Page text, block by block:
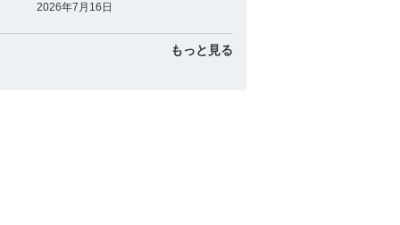
會澤 翼
甲斐 拓也
2026年7月16日
もっと見る